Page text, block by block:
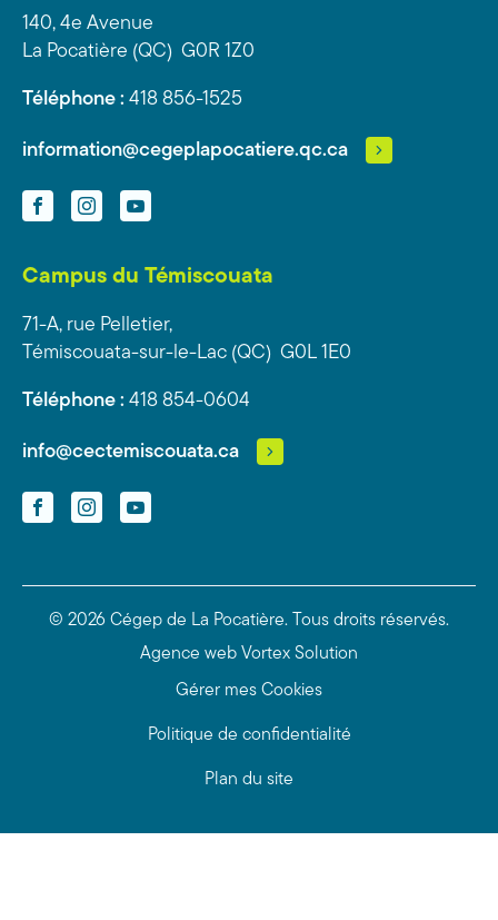
140, 4e Avenue
La Pocatière (QC) G0R 1Z0
Téléphone : 418 856-1525
information@cegeplapocatiere.qc.ca
FacebookInstagramYouTube
Campus du Témiscouata
71-A, rue Pelletier,
Témiscouata-sur-le-Lac (QC) G0L 1E0
Téléphone : 418 854-0604
info@cectemiscouata.ca
FacebookInstagramYouTube
© 2026 Cégep de La Pocatière.
Tous droits réservés.
Agence web Vortex Solution
Gérer mes Cookies
Politique de confidentialité
Plan du site